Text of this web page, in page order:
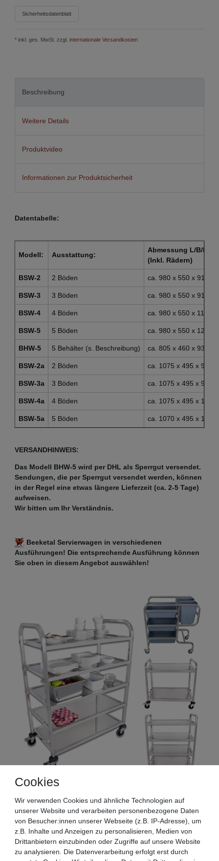
Sicherheitsdatenblatt
* inkl. ges. MwSt. zzgl. internationale Versandkosten
Beschreibung
Weitere Details
Produktvideo
Informationen zur Produktsicherheit
Datentabelle:
Modell: Ausstattung:
Abmessung L/B/H:
(Inkl. Rädern)
BSW-2 2 Böden ca. 980 x 550 x 910
BSW-3 3 Böden ca. 980 x 550 x 910
BSW-4 4 Böden ca. 980 x 550 x 1185
BSW-5 5 Böden ca. 980 x 550 x 1255
BHW-5 5 Behälter (s. Beschreibung) ca. 805 x 460 x 935
BSW-2a 2 Böden ca. 1075 x 495 x 945
BSW-3a 3 Böden ca. 1075 x 495 x 945
BSW-4a 4 Böden ca. 1075 x 495 x 1240
BSW-5a 5 Böden ca. 1070 x 495 x 1295
VERSANDHINWEIS:
Das Modell BHW-5 wird per DHL als Sperrgut versendet.
Sendungen, die per Sperrgut versendet werden, können
in der Regel eine etwas längere Lieferzeit (ca. 2-5 Tage)
aufweisen.
Wir bitten um Ihr Verständnis.
Beeketal Servierwagen in verschiedenen
Ausführungen! Die entsprechende Ausführung können
Sie oben in diesem Angebot auswählen!
Die Servierwagen der BSW-Serie sind mit einem
Rundrohrgestell ausgestattet
Cookies
Wir verwenden Cookies und ähnliche Technologien auf
unserer Website und verarbeiten personenbezogene Daten
von Besucher:innen unserer Webseite (z.B. IP-Adresse), um
z.B. Inhalte und Anzeigen zu personalisieren, Medien von
Drittanbietern einzubinden oder Zugriffe auf unsere Website
zu analysieren. Die Datenverarbeitung erfolgt erst durch